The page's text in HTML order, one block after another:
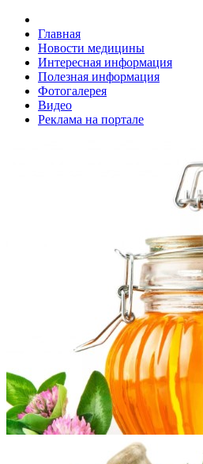
Главная
Новости медицины
Интересная информация
Полезная информация
Фотогалерея
Видео
Реклама на портале